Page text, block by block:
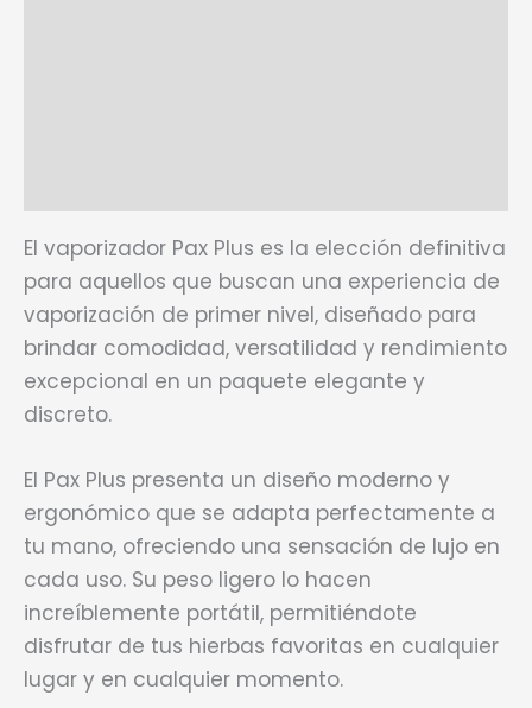
El vaporizador Pax Plus es la elección definitiva
para aquellos que buscan una experiencia de
vaporización de primer nivel, diseñado para
brindar comodidad, versatilidad y rendimiento
excepcional en un paquete elegante y
discreto.
El Pax Plus presenta un diseño moderno y
ergonómico que se adapta perfectamente a
tu mano, ofreciendo una sensación de lujo en
cada uso. Su peso ligero lo hacen
increíblemente portátil, permitiéndote
disfrutar de tus hierbas favoritas en cualquier
lugar y en cualquier momento.